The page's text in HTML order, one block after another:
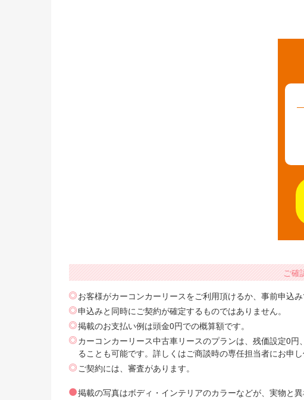
ご確
お客様がカーコンカーリースをご利用頂けるか、事前申込み
申込みと同時にご契約が確定するものではありません。
掲載のお支払い例は頭金0円での概算額です。
カーコンカーリース中古車リースのプランは、残価設定0
ることも可能です。詳しくはご商談時の専任担当者にお申し
ご契約には、審査があります。
掲載の写真はボディ・インテリアのカラーなどが、実物と異